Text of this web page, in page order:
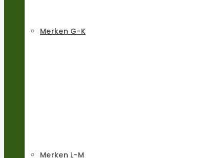
Merken G-K
Merken L-M